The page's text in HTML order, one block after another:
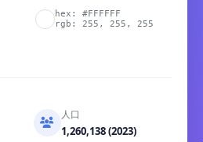
hex: #FFFFFF
rgb: 255, 255, 255
人口
1,260,138 (2023)